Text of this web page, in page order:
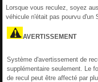
Lorsque vous reculez, soyez
véhicule n'était pas pourvu d'un
AVERTISSEMENT
Système d'avertissement de
supplémentaire seulement. Le
de recul peut être affecté par